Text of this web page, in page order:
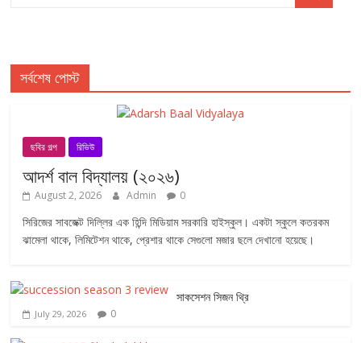
সর্বশেষ পোস্ট
ছবির গল্প রিভিউ
আদর্শ বাল বিদ্যালয় (২০২৬)
August 2, 2026 Admin 0
সিরিজের সাবজেক্ট দিল্লির এক হিন্দি মিডিয়াম সরকারি হাইস্কুল। একটা স্কুলে কতরকম
ঝামেলা থাকে, লিমিটেশন থাকে, প্রেশার থাকে সেগুলো মজার ছলে দেখানো হয়েছে।
সাকসেশন সিজন থ্রি
July 29, 2026 0